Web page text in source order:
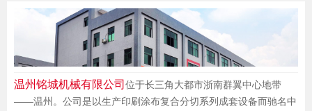
温州铭城机械有限公司 位于长三角大都市浙南群翼中心地带
——温州。公司是以生产印刷涂布复合分切系列成套设备而驰名中